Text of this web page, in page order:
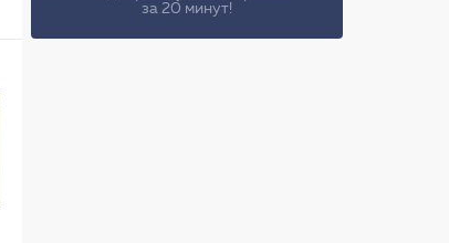
за 20 минут!